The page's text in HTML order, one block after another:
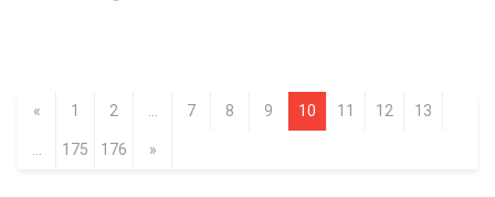
« 1 2 7 8 9 10 11 12 13
175 176 »